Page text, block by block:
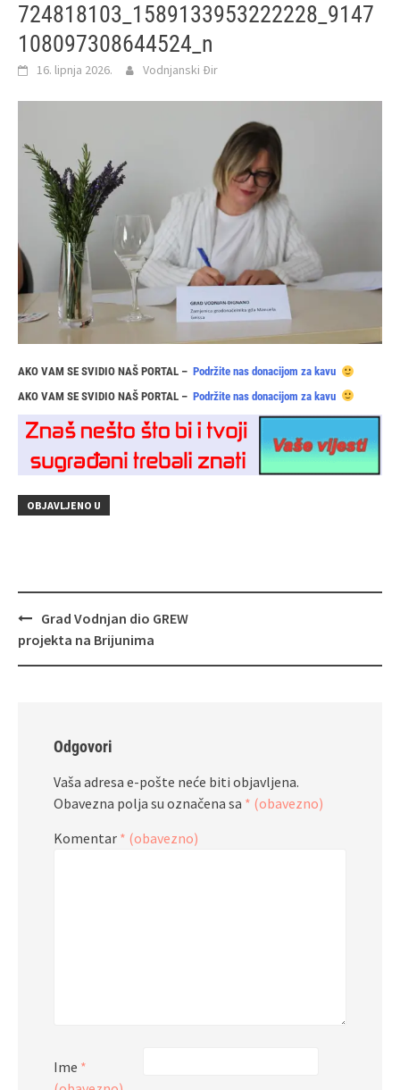
724818103_1589133953222228_9147
108097308644524_n
16. lipnja 2026. Vodnjanski Đir
AKO VAM SE SVIDIO NAŠ PORTAL – Podržite nas donacijom za kavu
AKO VAM SE SVIDIO NAŠ PORTAL – Podržite nas donacijom za kavu
OBJAVLJENO U
Navigacija
objava
Grad Vodnjan dio GREW
projekta na Brijunima
Odgovori
Vaša adresa e-pošte neće biti objavljena.
Obavezna polja su označena sa * (obavezno)
Komentar * (obavezno)
Ime *